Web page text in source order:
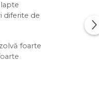
diferite de
foarte